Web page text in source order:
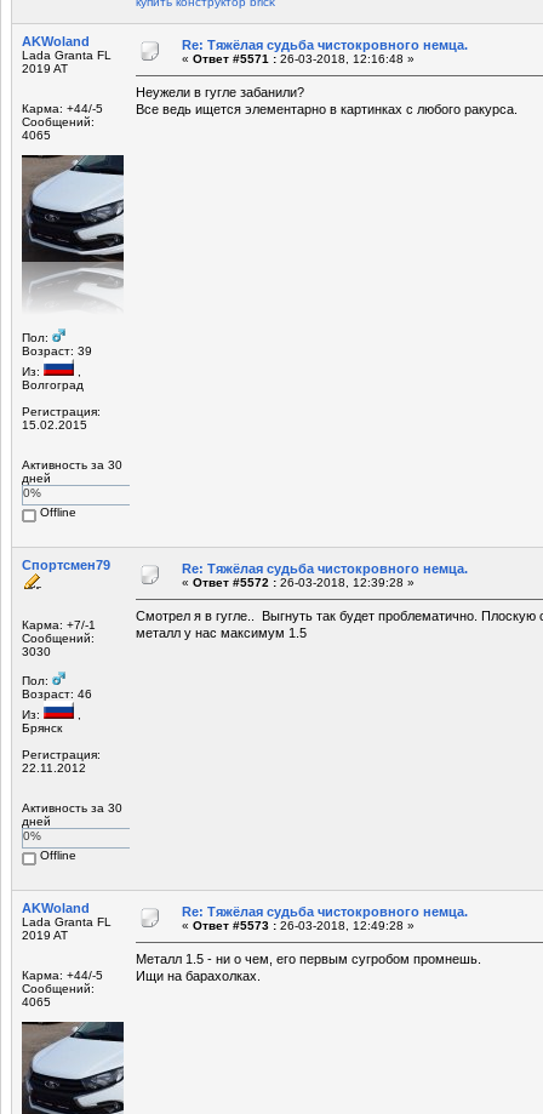
AKWoland
Lada Granta FL
2019 AT
Карма: +44/-5
Сообщений:
4065
Пол:
Возраст: 39
Из:
Волгоград
Регистрация:
15.02.2015
Активность за 30
дней
0%
Offline
Re: Тяжёлая судьба чистокровного немца.
« Ответ #5571 : 26-03-2018, 12:16:48 »
Неужели в гугле забанили?
Все ведь ищется элементарно в картинках с любого ракурса.
Спортсмен79
Карма: +7/-1
Сообщений:
3030
Пол:
Возраст: 46
Из:
Брянск
Регистрация:
22.11.2012
Активность за 30
дней
0%
Offline
Re: Тяжёлая судьба чистокровного немца.
« Ответ #5572 : 26-03-2018, 12:39:28 »
Смотрел я в гугле.. Выгнуть так будет проблематично. Плоскую
металл у нас максимум 1.5
AKWoland
Lada Granta FL
2019 AT
Карма: +44/-5
Сообщений:
4065
Re: Тяжёлая судьба чистокровного немца.
« Ответ #5573 : 26-03-2018, 12:49:28 »
Металл 1.5 - ни о чем, его первым сугробом промнешь.
Ищи на барахолках.